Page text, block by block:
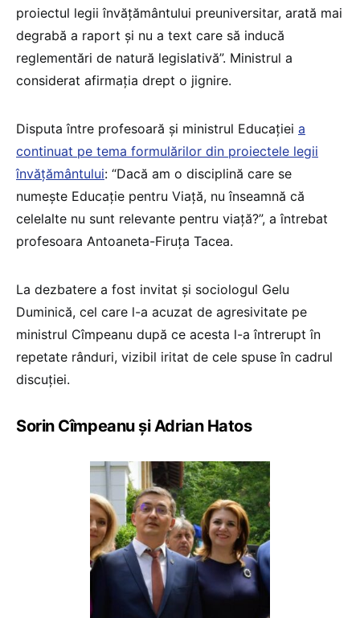
proiectul legii învățământului preuniversitar, arată mai
degrabă a raport și nu a text care să inducă
reglementări de natură legislativă”. Ministrul a
considerat afirmația drept o jignire.
Disputa între profesoară și ministrul Educației a
continuat pe tema formulărilor din proiectele legii
învățământului: “Dacă am o disciplină care se
numește Educație pentru Viață, nu înseamnă că
celelalte nu sunt relevante pentru viață?”, a întrebat
profesoara Antoaneta-Firuța Tacea.
La dezbatere a fost invitat și sociologul Gelu
Duminică, cel care l-a acuzat de agresivitate pe
ministrul Cîmpeanu după ce acesta l-a întrerupt în
repetate rânduri, vizibil iritat de cele spuse în cadrul
discuției.
Sorin Cîmpeanu și Adrian Hatos